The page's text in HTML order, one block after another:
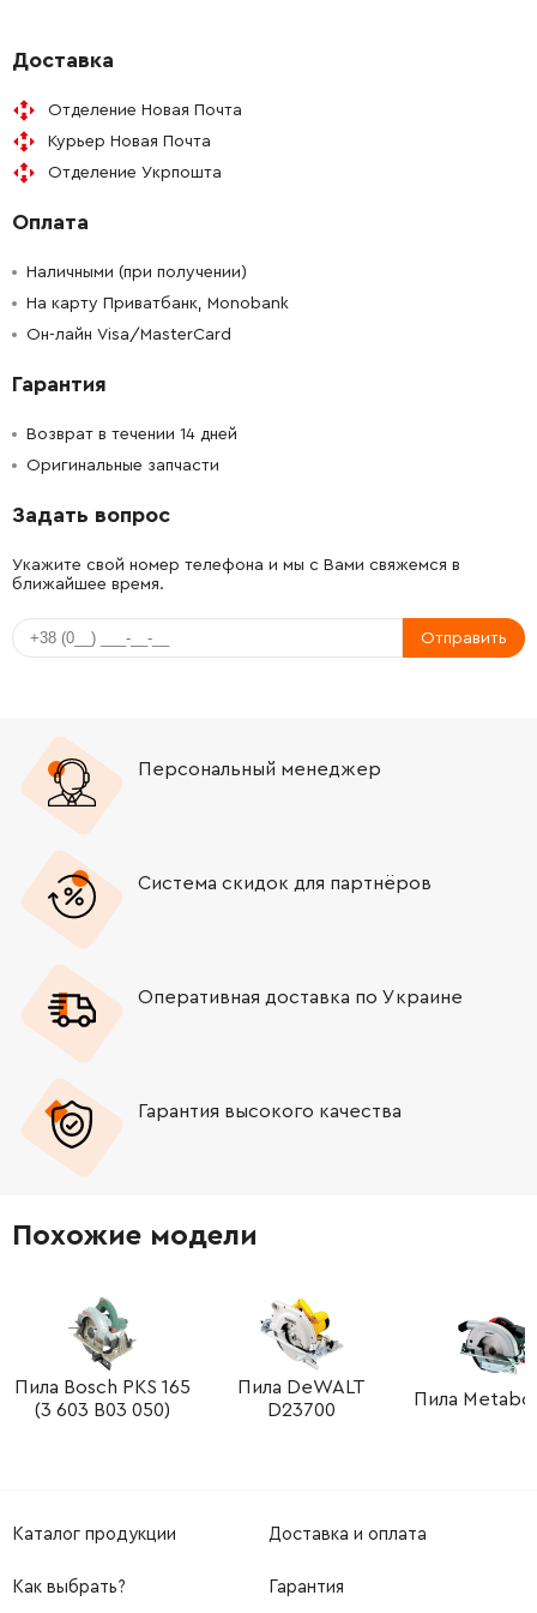
183C31-3
253874-0 9.00 Грн
922112-8 9.00 Грн
Доставка
Отделение Новая Почта
Курьер Новая Почта
Отделение Укрпошта
Оплата
Наличными (при получении)
На карту Приватбанк, Monobank
Он-лайн Visa/MasterCard
Гарантия
Возврат в течении 14 дней
Оригинальные запчасти
Задать вопрос
Укажите свой номер телефона и мы с Вами свяжемся в
ближайшее время.
Отправить
Персональный менеджер
Система скидок для партнёров
Оперативная доставка по Украине
Гарантия высокого качества
Похожие модели
Пила Bosch PKS 165
(3 603 B03 050)
Пила DeWALT
D23700
Пила Metabo
Каталог продукции Доставка и оплата
Как выбрать? Гарантия